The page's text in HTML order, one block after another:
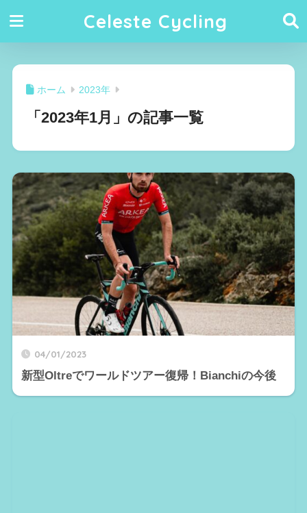
Celeste Cycling
ホーム 2023年
「2023年1月」の記事一覧
04/01/2023
新型Oltreでワールドツアー復帰！Bianchiの今後